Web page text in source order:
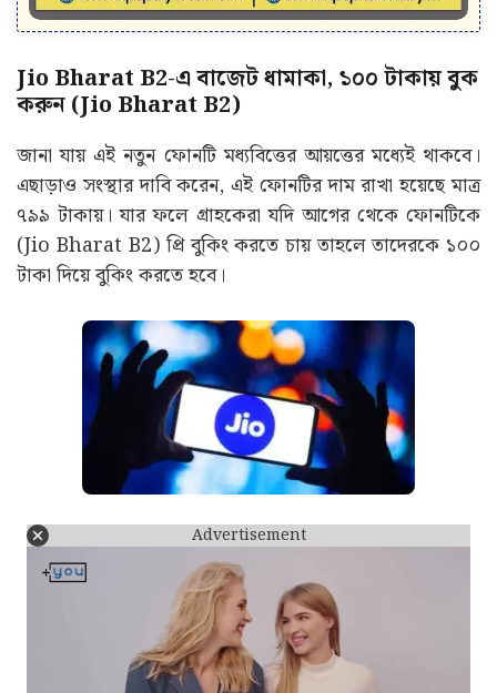
Jio Bharat B2-এ বাজেট ধামাকা, ১০০ টাকায় বুক
করুন (Jio Bharat B2)
জানা যায় এই নতুন ফোনটি মধ্যবিত্তের আয়ত্তের মধ্যেই থাকবে।
এছাড়াও সংস্থার দাবি করেন, এই ফোনটির দাম রাখা হয়েছে মাত্র
৭৯৯ টাকায়। যার ফলে গ্রাহকেরা যদি আগের থেকে ফোনটিকে
(Jio Bharat B2) প্রি বুকিং করতে চায় তাহলে তাদেরকে ১০০
টাকা দিয়ে বুকিং করতে হবে।
Advertisement